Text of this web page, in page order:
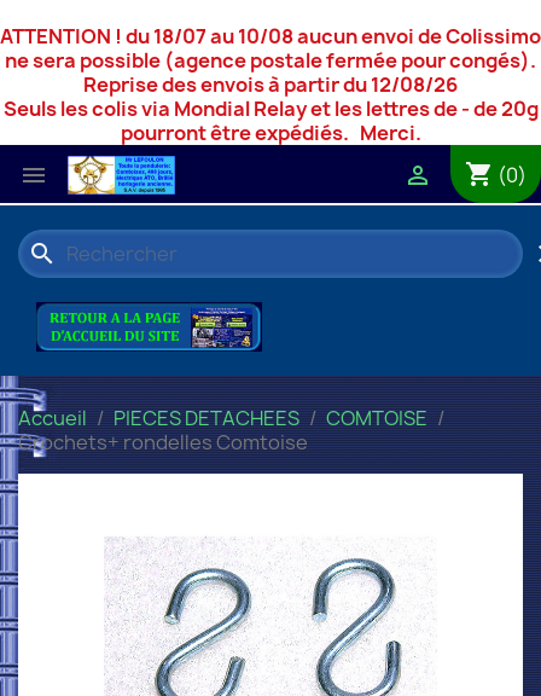
ATTENTION ! du 18/07 au 10/08 aucun envoi de Colissimo
ne sera possible (agence postale fermée pour congés).
Reprise des envois à partir du 12/08/26
Seuls les colis via Mondial Relay et les lettres de - de 20g
pourront être expédiés. Merci.
 shopping_cart (0)

search
Accueil PIECES DETACHEES
COMTOISE
Crochets+ rondelles Comtoise